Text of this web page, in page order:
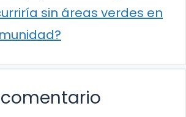
sin áreas verdes en